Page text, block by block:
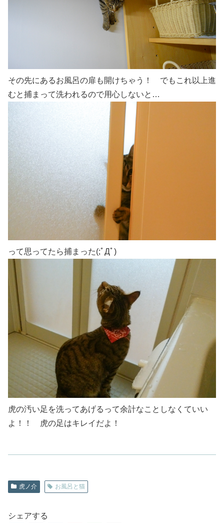
その先にあるお風呂の扉も開けちゃう！ でもこれ以上進
むと捕まって洗われるので用心しないと…
って思ってたら捕まった(;ﾟДﾟ)
虎の汚い足を洗ってあげるって余計なことしなくていい
よ！！ 虎の足はキレイだよ！
虎ノ介 お風呂と猫
シェアする